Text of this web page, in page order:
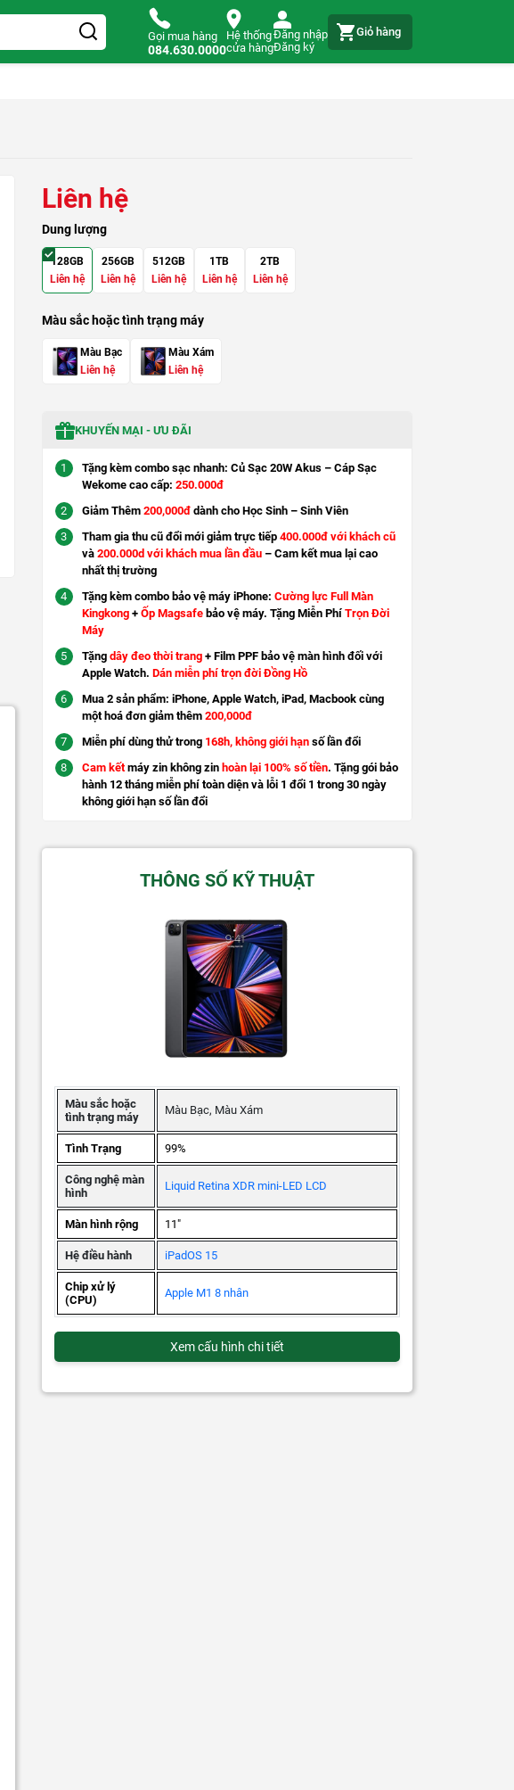
Gọi mua hàng
084.630.0000
Hệ thống
cửa hàng
Đăng nhập
Đăng ký
Giỏ hàng
Liên hệ
Dung lượng
128GB
Liên hệ
256GB
Liên hệ
512GB
Liên hệ
1TB
Liên hệ
2TB
Liên hệ
Màu sắc hoặc tình trạng máy
Màu Bạc
Liên hệ
Màu Xám
Liên hệ
KHUYẾN MẠI - ƯU ĐÃI
Tặng kèm combo sạc nhanh: Củ Sạc 20W Akus – Cáp Sạc
Wekome cao cấp: 250.000đ
Giảm Thêm 200,000đdành cho Học Sinh – Sinh Viên
Tham gia thu cũ đổi mới giảm trực tiếp 400.000đ với khách cũ
và200.000d với khách mua lần đầu– Cam kết mua lại cao
nhất thị trường
Tặng kèm combo bảo vệ máy iPhone: Cường lực Full Màn
Kingkong+ Ốp Magsafebảo vệ máy. Tặng Miễn Phí Trọn Đời
Máy
Tặng dây đeo thời trang+ Film PPF bảo vệ màn hình đối với
Apple Watch. Dán miễn phí trọn đời Đồng Hồ
Mua 2 sản phẩm: iPhone, Apple Watch, iPad, Macbook cùng
một hoá đơn giảm thêm 200,000đ
Miễn phí dùng thử trong 168h, không giới hạnsố lần đổi
Cam kếtmáy zin không zin hoàn lại 100% số tiền. Tặng gói bảo
hành 12 tháng miễn phí toàn diện và lỗi 1 đổi 1 trong 30 ngày
không giới hạn số lần đổi
THÔNG SỐ KỸ THUẬT
Màu sắc hoặc
tình trạng máy
Màu Bạc, Màu Xám
Tình Trạng 99%
Công nghệ màn
hình
Liquid Retina XDR mini-LED LCD
Màn hình rộng 11"
Hệ điều hành iPadOS 15
Chip xử lý
(CPU)
Apple M1 8 nhân
Xem cấu hình chi tiết